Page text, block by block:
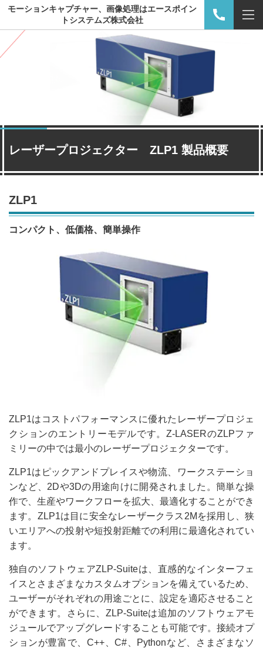
モーションキャプチャー、画像処理はエースポイン
トシステムズ株式会社
レーザープロジェクター ZLP1 製品概要
ZLP1
コンパクト、低価格、簡単操作
ZLP1はコストパフォーマンスに優れたレーザープロジェ
クションのエントリーモデルです。Z-LASERのZLPファ
ミリーの中では最小のレーザープロジェクターです。
ZLP1はピックアンドプレイスや物流、ワークステーショ
ンなど、2Dや3Dの用途向けに開発されました。簡単な操
作で、生産やワークフローを拡大、最適化することができ
ます。ZLP1は目に安全なレーザークラス2Mを採用し、狭
いエリアへの投射や短投射距離での利用に最適化されてい
ます。
独自のソフトウェアZLP-Suiteは、直感的なインターフェ
イスとさまざまなカスタムオプションを備えているため、
ユーザーがそれぞれの用途ごとに、設定を適応させること
ができます。さらに、ZLP-Suiteは追加のソフトウェアモ
ジュールでアップグレードすることも可能です。接続オプ
ションが豊富で、C++、C#、Pythonなど、さまざまなソ